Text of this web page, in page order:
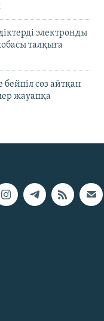
электронды
талқыға
бейпіл сөз айтқан
жауапқа